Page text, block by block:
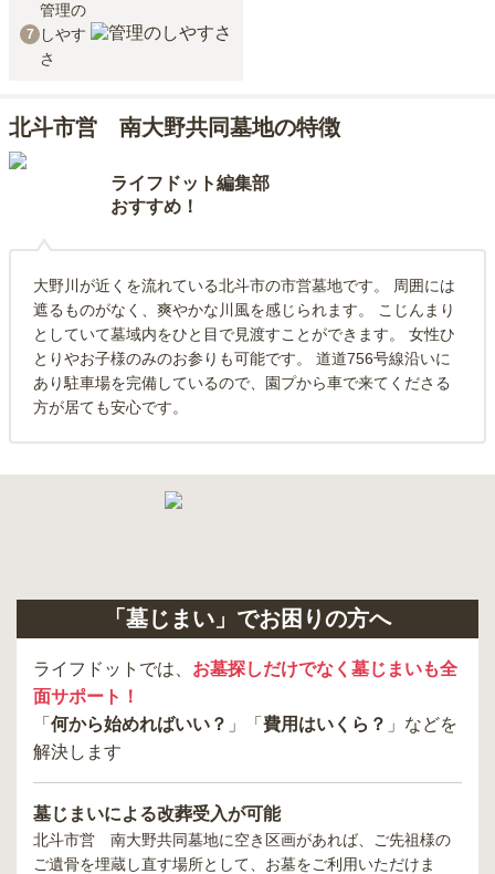
7
管理の
しやす
さ
北斗市営 南大野共同墓地の特徴
ライフドット編集部
おすすめ！
大野川が近くを流れている北斗市の市営墓地です。 周囲には
遮るものがなく、爽やかな川風を感じられます。 こじんまり
としていて墓域内をひと目で見渡すことができます。 女性ひ
とりやお子様のみのお参りも可能です。 道道756号線沿いに
あり駐車場を完備しているので、園プから車で来てくださる
方が居ても安心です。
「墓じまい」でお困りの方へ
ライフドットでは、 お墓探しだけでなく墓じまいも全
面サポート！
「 何から始めればいい？ 」「 費用はいくら？ 」などを
解決します
墓じまいによる改葬受入が可能
北斗市営 南大野共同墓地に空き区画があれば、ご先祖様の
ご遺骨を埋蔵し直す場所として、お墓をご利用いただけま